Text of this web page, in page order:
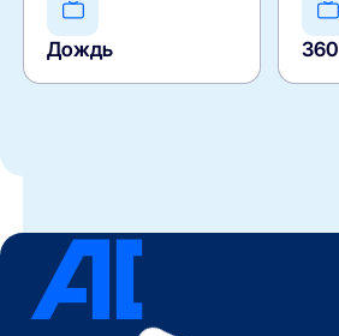
Дождь 360